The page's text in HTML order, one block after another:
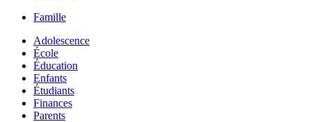
Famille
Adolescence
École
Éducation
Enfants
Étudiants
Finances
Parents